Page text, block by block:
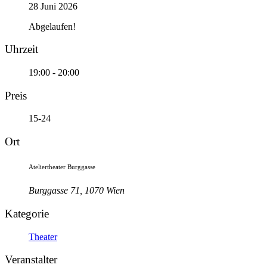
28 Juni 2026
Abgelaufen!
Uhrzeit
19:00 - 20:00
Preis
15-24
Ort
Ateliertheater Burggasse
Burggasse 71, 1070 Wien
Kategorie
Theater
Veranstalter